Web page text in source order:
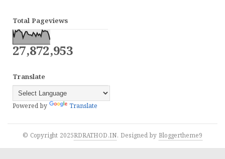
Total Pageviews
27,872,953
Translate
Powered by Translate
© Copyright 2025RDRATHOD.IN. Designed by Bloggertheme9